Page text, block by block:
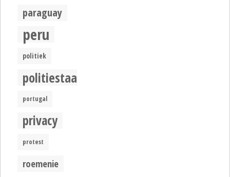
paraguay
peru
politiek
politiestaat
portugal
privacy
protest
roemenie